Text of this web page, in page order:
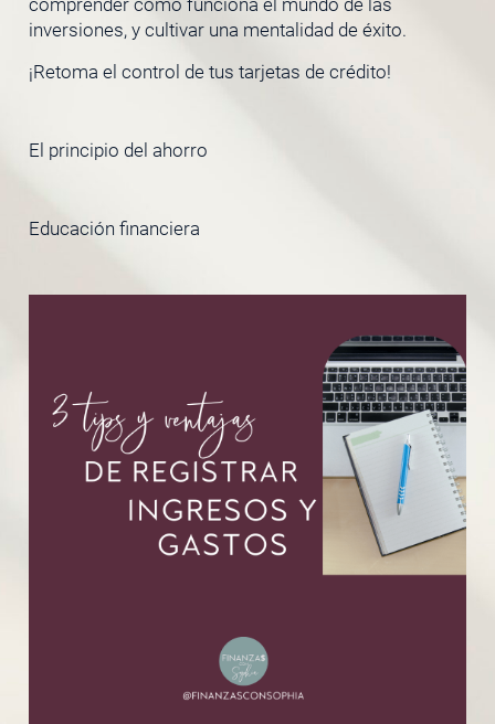
comprender cómo funciona el mundo de las
inversiones, y cultivar una mentalidad de éxito.
¡Retoma el control de tus tarjetas de crédito!
El principio del ahorro
Educación financiera